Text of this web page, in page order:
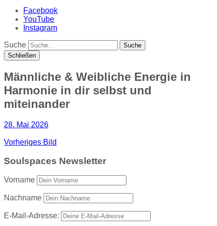
Facebook
YouTube
Instagram
Suche
Schließen
Männliche & Weibliche Energie in
Harmonie in dir selbst und
miteinander
28. Mai 2026
Vorheriges Bild
Soulspaces Newsletter
Vorname
Nachname
E-Mail-Adresse: